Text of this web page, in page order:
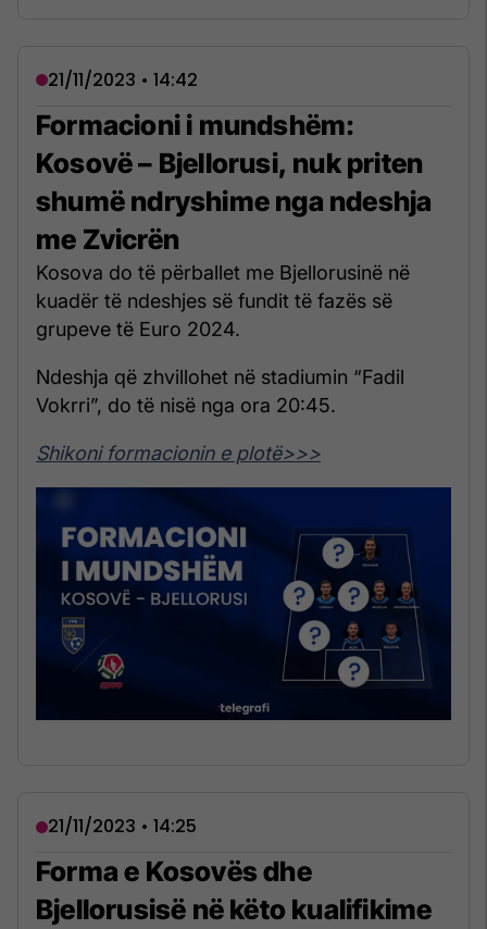
21/11/2023 • 14:42
Formacioni i mundshëm:
Kosovë – Bjellorusi, nuk priten
shumë ndryshime nga ndeshja
me Zvicrën
Kosova do të përballet me Bjellorusinë në
kuadër të ndeshjes së fundit të fazës së
grupeve të Euro 2024.
Ndeshja që zhvillohet në stadiumin “Fadil
Vokrri”, do të nisë nga ora 20:45.
Shikoni formacionin e plotë>>>
21/11/2023 • 14:25
Forma e Kosovës dhe
Bjellorusisë në këto kualifikime